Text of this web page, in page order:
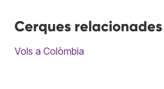
Cerques relacionades
Vols a Colòmbia